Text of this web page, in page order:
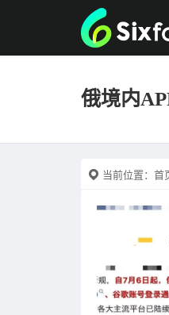
俄境内
当前位置： 首